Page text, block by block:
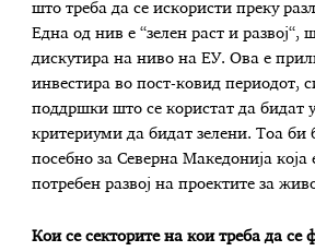
што треба да се искористи преку
Една од нив е “зелен раст и развој“,
дискутира на ниво на ЕУ. Ова е
инвестира во пост-ковид периодот,
поддршки што се користат да бидат
критериуми да бидат зелени. Тоа би
посебно за Северна Македонија која
потребен развој на проектите за
Кои се секторите на кои треба да се